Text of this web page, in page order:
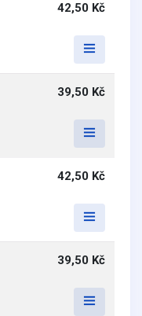
42,50 Kč
39,50 Kč
42,50 Kč
39,50 Kč